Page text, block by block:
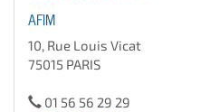
AFIM
10, Rue Louis Vicat
75015 PARIS
01 56 56 29 29